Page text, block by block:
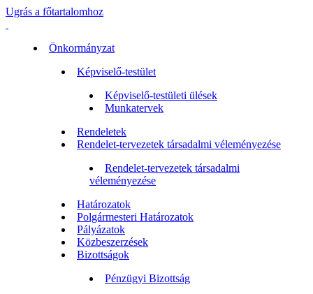
Ugrás a főtartalomhoz
Önkormányzat
Képviselő-testület
Képviselő-testületi ülések
Munkatervek
Rendeletek
Rendelet-tervezetek társadalmi véleményezése
Rendelet-tervezetek társadalmi
véleményezése
Határozatok
Polgármesteri Határozatok
Pályázatok
Közbeszerzések
Bizottságok
Pénzügyi Bizottság